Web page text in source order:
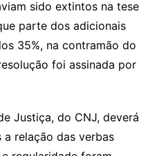
sido extintos na tese
parte dos adicionais
35%, na contramão do
foi assinada por
Justiça, do CNJ, deverá
relação das verbas